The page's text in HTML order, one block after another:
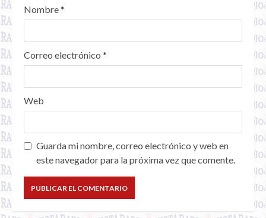
Nombre*
Correo electrónico *
Web
Guarda mi nombre, correo electrónico y web en
este navegador para la próxima vez que comente.